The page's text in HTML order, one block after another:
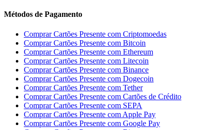
Métodos de Pagamento
Comprar Cartões Presente com Criptomoedas
Comprar Cartões Presente com Bitcoin
Comprar Cartões Presente com Ethereum
Comprar Cartões Presente com Litecoin
Comprar Cartões Presente com Binance
Comprar Cartões Presente com Dogecoin
Comprar Cartões Presente com Tether
Comprar Cartões Presente com Cartões de Crédito
Comprar Cartões Presente com SEPA
Comprar Cartões Presente com Apple Pay
Comprar Cartões Presente com Google Pay